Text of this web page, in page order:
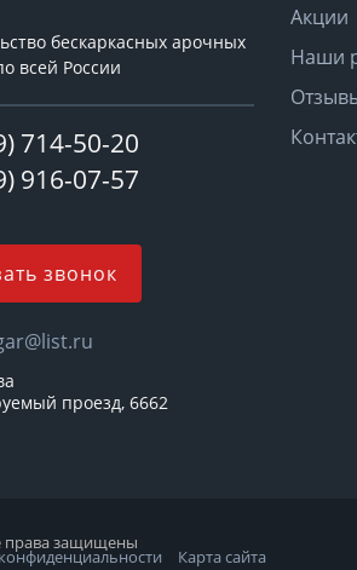
бескаркасных арочных
всей России
714-50-20
916-07-57
звонок
проезд, 6662
Акции
Наши
права защищены
Карта сайта